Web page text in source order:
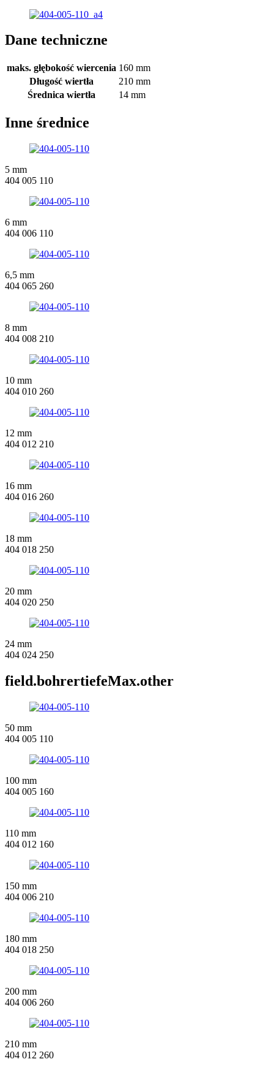
Dane techniczne
maks. głębokość wiercenia 160 mm
Długość wiertła
210 mm
Średnica wiertła
14 mm
Inne średnice
5 mm
404 005 110
6 mm
404 006 110
6,5 mm
404 065 260
8 mm
404 008 210
10 mm
404 010 260
12 mm
404 012 210
16 mm
404 016 260
18 mm
404 018 250
20 mm
404 020 250
24 mm
404 024 250
field.bohrertiefeMax.other
50 mm
404 005 110
100 mm
404 005 160
110 mm
404 012 160
150 mm
404 006 210
180 mm
404 018 250
200 mm
404 006 260
210 mm
404 012 260